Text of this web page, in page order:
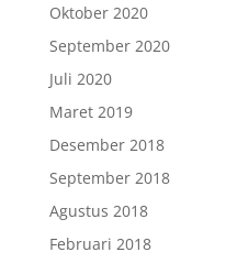
Oktober 2020
September 2020
Juli 2020
Maret 2019
Desember 2018
September 2018
Agustus 2018
Februari 2018